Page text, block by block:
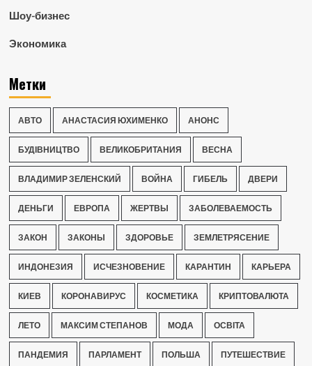
Шоу-бизнес
Экономика
Метки
АВТО АНАСТАСИЯ ЮХИМЕНКО АНОНС
БУДІВНИЦТВО ВЕЛИКОБРИТАНИЯ ВЕСНА
ВЛАДИМИР ЗЕЛЕНСКИЙ ВОЙНА ГИБЕЛЬ ДВЕРИ
ДЕНЬГИ ЕВРОПА ЖЕРТВЫ ЗАБОЛЕВАЕМОСТЬ
ЗАКОН ЗАКОНЫ ЗДОРОВЬЕ ЗЕМЛЕТРЯСЕНИЕ
ИНДОНЕЗИЯ ИСЧЕЗНОВЕНИЕ КАРАНТИН КАРЬЕРА
КИЕВ КОРОНАВИРУС КОСМЕТИКА КРИПТОВАЛЮТА
ЛЕТО МАКСИМ СТЕПАНОВ МОДА ОСВІТА
ПАНДЕМИЯ ПАРЛАМЕНТ ПОЛЬША ПУТЕШЕСТВИЕ